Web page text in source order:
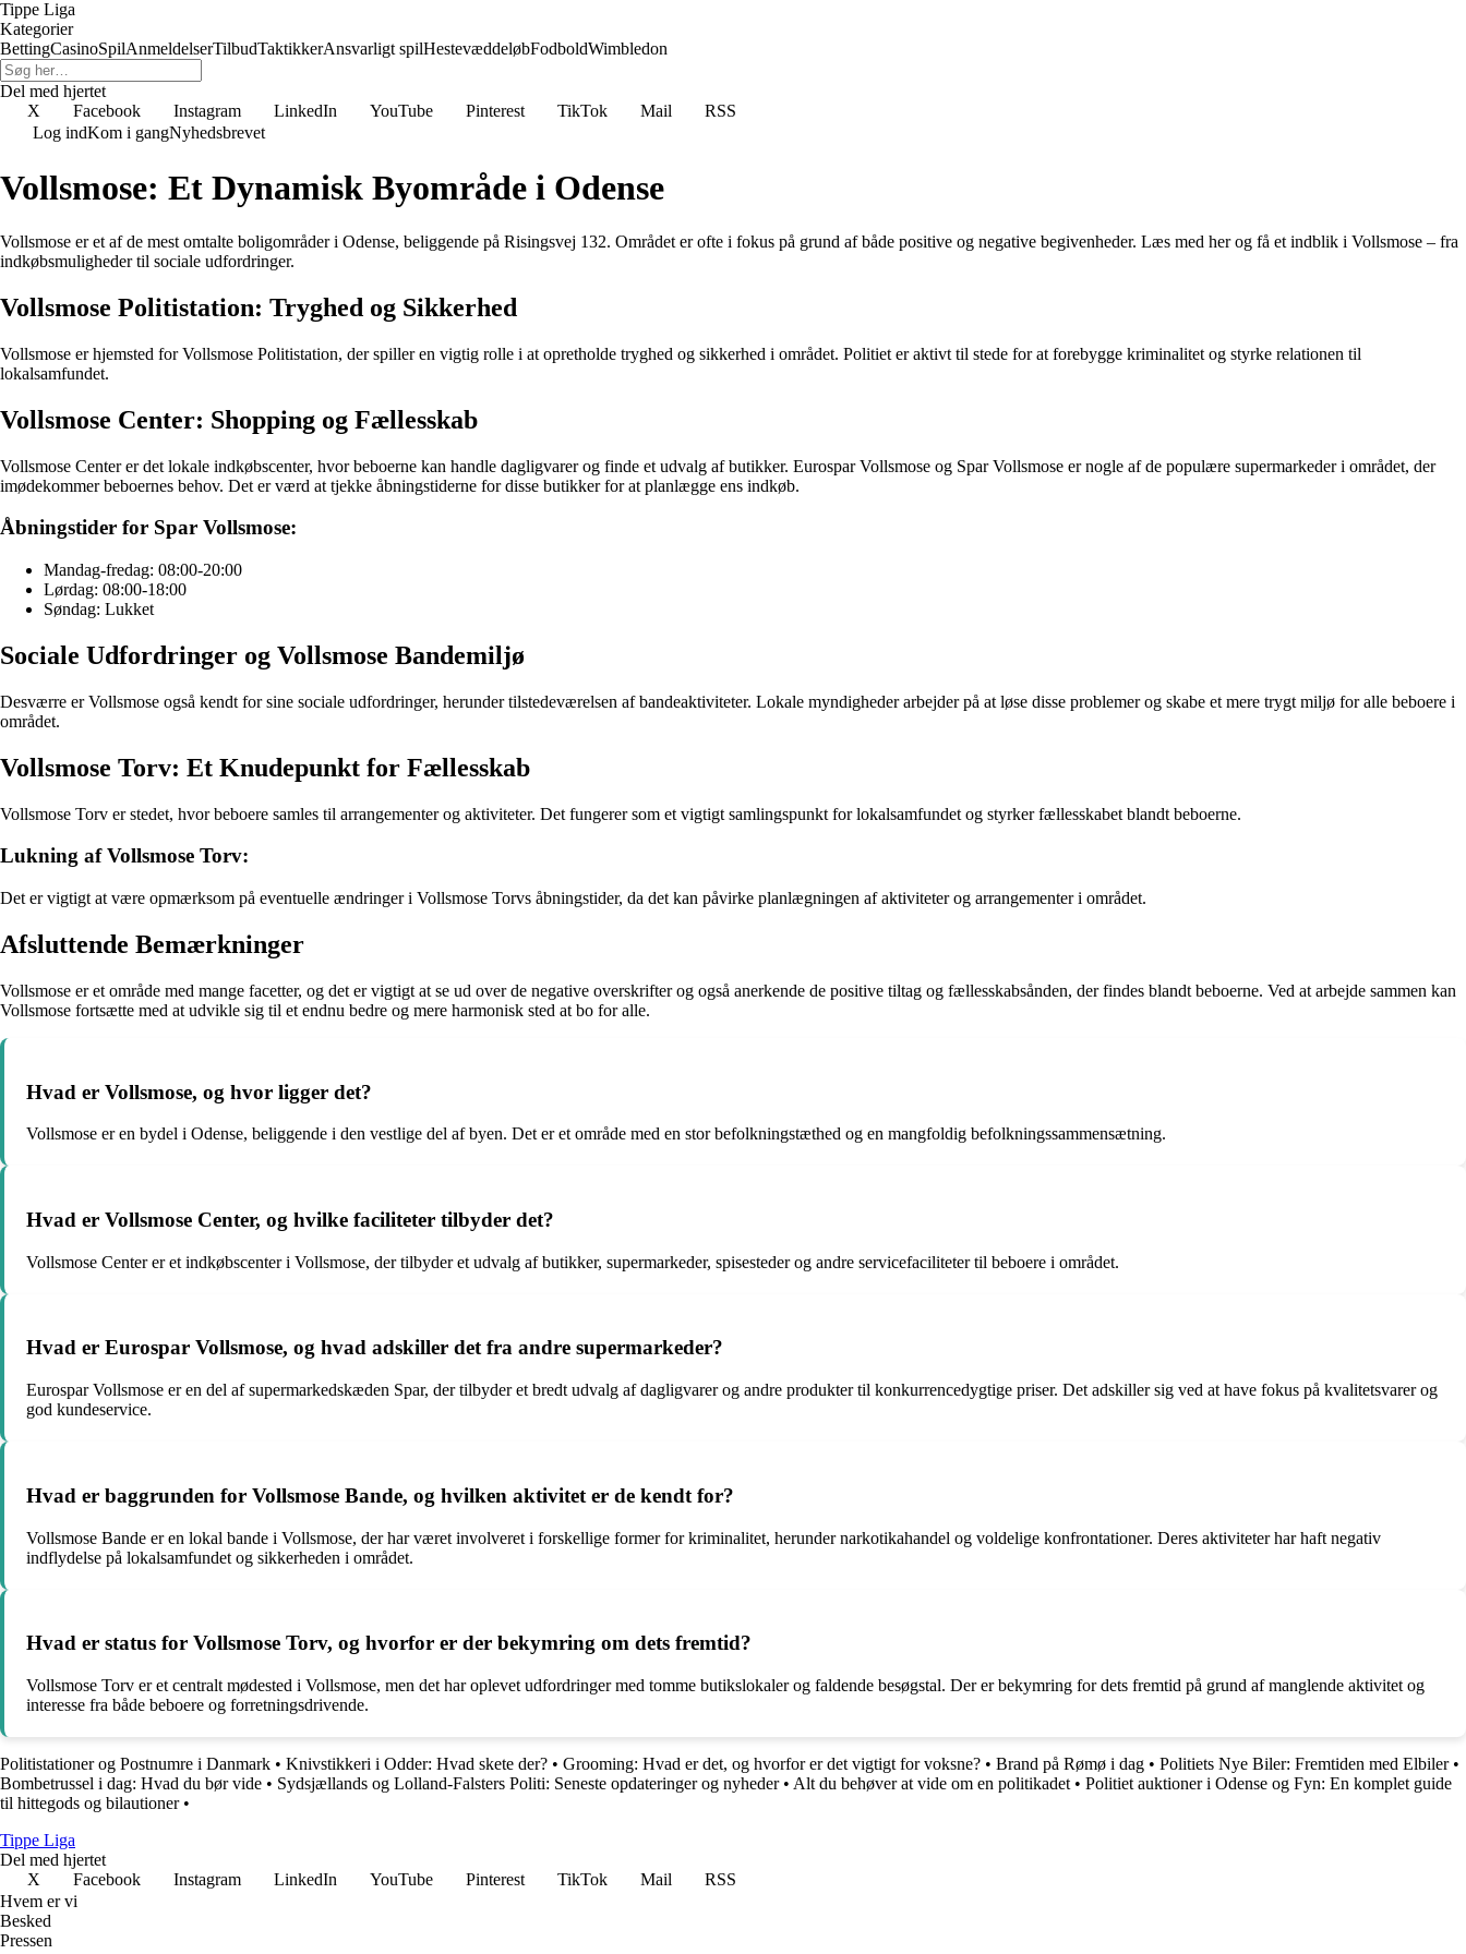
Tippe Liga
Kategorier
BettingCasinoSpilAnmeldelserTilbudTaktikkerAnsvarligt spilHestevæddeløbFodboldWimbledon
Del med hjertet
X
Facebook Instagram LinkedIn YouTube Pinterest TikTok Mail
RSS
Log indKom i gangNyhedsbrevet
Vollsmose: Et Dynamisk Byområde i Odense
Vollsmose er et af de mest omtalte boligområder i Odense, beliggende på Risingsvej 132. Området er ofte i fokus på grund af både positive og negative begivenheder. Læs med her og få et indblik i Vollsmose – fra
indkøbsmuligheder til sociale udfordringer.
Vollsmose Politistation: Tryghed og Sikkerhed
Vollsmose er hjemsted for Vollsmose Politistation, der spiller en vigtig rolle i at opretholde tryghed og sikkerhed i området. Politiet er aktivt til stede for at forebygge kriminalitet og styrke relationen til
lokalsamfundet.
Vollsmose Center: Shopping og Fællesskab
Vollsmose Center er det lokale indkøbscenter, hvor beboerne kan handle dagligvarer og finde et udvalg af butikker. Eurospar Vollsmose og Spar Vollsmose er nogle af de populære supermarkeder i området, der
imødekommer beboernes behov. Det er værd at tjekke åbningstiderne for disse butikker for at planlægge ens indkøb.
Åbningstider for Spar Vollsmose:
Mandag-fredag: 08:00-20:00
Lørdag: 08:00-18:00
Søndag: Lukket
Sociale Udfordringer og Vollsmose Bandemiljø
Desværre er Vollsmose også kendt for sine sociale udfordringer, herunder tilstedeværelsen af bandeaktiviteter. Lokale myndigheder arbejder på at løse disse problemer og skabe et mere trygt miljø for alle beboere i
området.
Vollsmose Torv: Et Knudepunkt for Fællesskab
Vollsmose Torv er stedet, hvor beboere samles til arrangementer og aktiviteter. Det fungerer som et vigtigt samlingspunkt for lokalsamfundet og styrker fællesskabet blandt beboerne.
Lukning af Vollsmose Torv:
Det er vigtigt at være opmærksom på eventuelle ændringer i Vollsmose Torvs åbningstider, da det kan påvirke planlægningen af aktiviteter og arrangementer i området.
Afsluttende Bemærkninger
Vollsmose er et område med mange facetter, og det er vigtigt at se ud over de negative overskrifter og også anerkende de positive tiltag og fællesskabsånden, der findes blandt beboerne. Ved at arbejde sammen kan
Vollsmose fortsætte med at udvikle sig til et endnu bedre og mere harmonisk sted at bo for alle.
Hvad er Vollsmose, og hvor ligger det?
Vollsmose er en bydel i Odense, beliggende i den vestlige del af byen. Det er et område med en stor befolkningstæthed og en mangfoldig befolkningssammensætning.
Hvad er Vollsmose Center, og hvilke faciliteter tilbyder det?
Vollsmose Center er et indkøbscenter i Vollsmose, der tilbyder et udvalg af butikker, supermarkeder, spisesteder og andre servicefaciliteter til beboere i området.
Hvad er Eurospar Vollsmose, og hvad adskiller det fra andre supermarkeder?
Eurospar Vollsmose er en del af supermarkedskæden Spar, der tilbyder et bredt udvalg af dagligvarer og andre produkter til konkurrencedygtige priser. Det adskiller sig ved at have fokus på kvalitetsvarer og
god kundeservice.
Hvad er baggrunden for Vollsmose Bande, og hvilken aktivitet er de kendt for?
Vollsmose Bande er en lokal bande i Vollsmose, der har været involveret i forskellige former for kriminalitet, herunder narkotikahandel og voldelige konfrontationer. Deres aktiviteter har haft negativ
indflydelse på lokalsamfundet og sikkerheden i området.
Hvad er status for Vollsmose Torv, og hvorfor er der bekymring om dets fremtid?
Vollsmose Torv er et centralt mødested i Vollsmose, men det har oplevet udfordringer med tomme butikslokaler og faldende besøgstal. Der er bekymring for dets fremtid på grund af manglende aktivitet og
interesse fra både beboere og forretningsdrivende.
Politistationer og Postnumre i Danmark • Knivstikkeri i Odder: Hvad skete der? • Grooming: Hvad er det, og hvorfor er det vigtigt for voksne? • Brand på Rømø i dag • Politiets Nye Biler: Fremtiden med Elbiler•
Bombetrussel i dag: Hvad du bør vide • Sydsjællands og Lolland-Falsters Politi: Seneste opdateringer og nyheder• Alt du behøver at vide om en politikadet • Politiet auktioner i Odense og Fyn: En komplet guide
til hittegods og bilautioner•
Tippe Liga
Del med hjertet
X
Facebook Instagram LinkedIn YouTube Pinterest TikTok Mail
RSS
Hvem er vi
Besked
Pressen